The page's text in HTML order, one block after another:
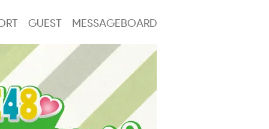
GUEST MESSAGEBOARD